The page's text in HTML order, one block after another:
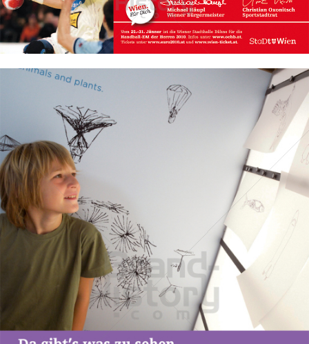
Stadt Wien STADT WIEN PID 2010
Bild-ID: 50193
Stadt Wien STADT WIEN PID